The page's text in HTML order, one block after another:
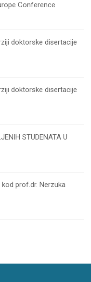
Conference
doktorske disertacije
doktorske disertacije
STUDENATA U
prof.dr. Nerzuka